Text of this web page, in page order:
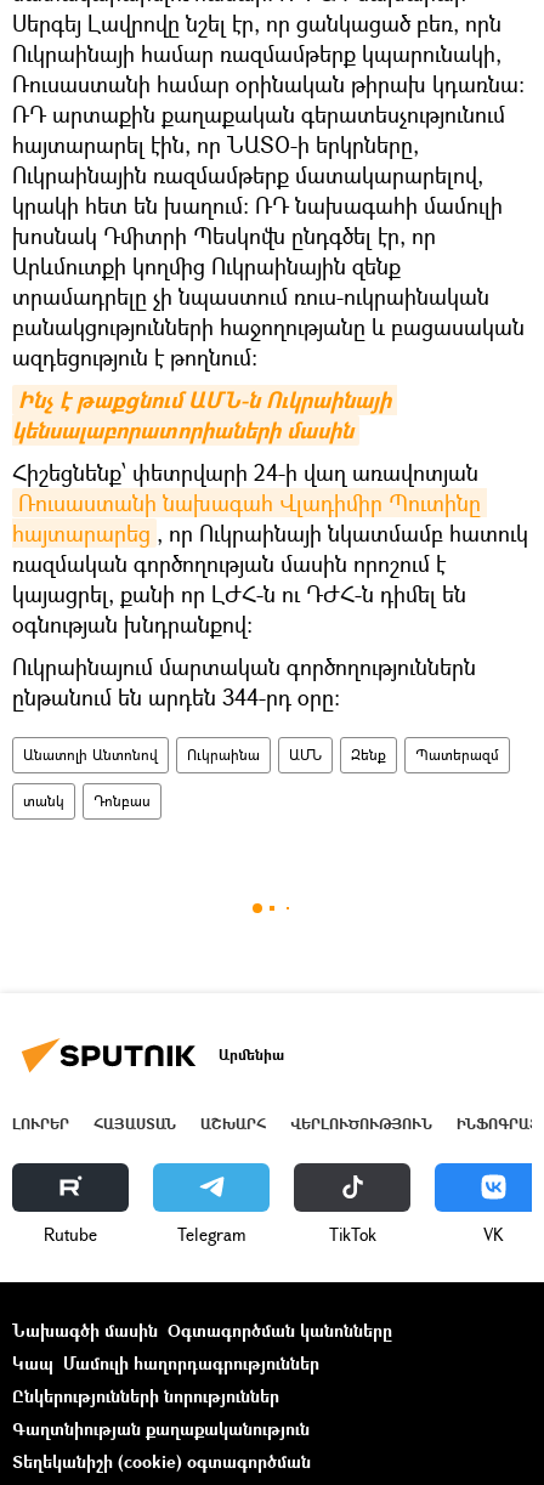
Սերգեյ Լավրովը նշել էր, որ ցանկացած բեռ, որն
Ուկրաինայի համար ռազմամթերք կպարունակի,
Ռուսաստանի համար օրինական թիրախ կդառնա։
ՌԴ արտաքին քաղաքական գերատեսչությունում
հայտարարել էին, որ ՆԱՏՕ-ի երկրները,
Ուկրաինային ռազմամթերք մատակարարելով,
կրակի հետ են խաղում։ ՌԴ նախագահի մամուլի
խոսնակ Դմիտրի Պեսկովն ընդգծել էր, որ
Արևմուտքի կողմից Ուկրաինային զենք
տրամադրելը չի նպաստում ռուս-ուկրաինական
բանակցությունների հաջողությանը և բացասական
ազդեցություն է թողնում։
Ինչ է թաքցնում ԱՄՆ-ն Ուկրաինայի
կենսալաբորատորիաների մասին
Հիշեցնենք՝ փետրվարի 24-ի վաղ առավոտյան
Ռուսաստանի նախագահ Վլադիմիր Պուտինը
հայտարարեց , որ Ուկրաինայի նկատմամբ հատուկ
ռազմական գործողության մասին որոշում է
կայացրել, քանի որ ԼԺՀ-ն ու ԴԺՀ-ն դիմել են
օգնության խնդրանքով։
Ուկրաինայում մարտական գործողություններն
ընթանում են արդեն 344-րդ օրը։
Անատոլի Անտոնով Ուկրաինա ԱՄՆ Զենք Պատերազմ
տանկ Դոնբաս
Արմենիա
ԼՈՒՐԵՐ ՀԱՅԱՍՏԱՆ ԱՇԽԱՐՀ ՎԵՐԼՈՒԾՈՒԹՅՈՒՆ
Rutube Telegram ТikТоk VK
Նախագծի մասին Օգտագործման կանոնները
Կապ Մամուլի հաղորդագրություններ
Ընկերությունների նորություններ
Գաղտնիության քաղաքականություն
Տեղեկանիշի (cookie) օգտագործման